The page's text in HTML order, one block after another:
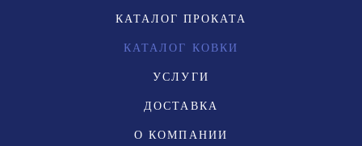
КАТАЛОГ ПРОКАТА
КАТАЛОГ КОВКИ
УСЛУГИ
ДОСТАВКА
О КОМПАНИИ